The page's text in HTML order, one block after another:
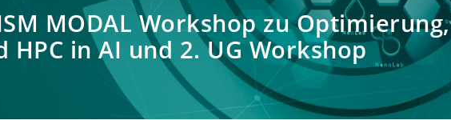
MODAL Workshop zu Optimierung,
HPC in AI und 2. UG Workshop